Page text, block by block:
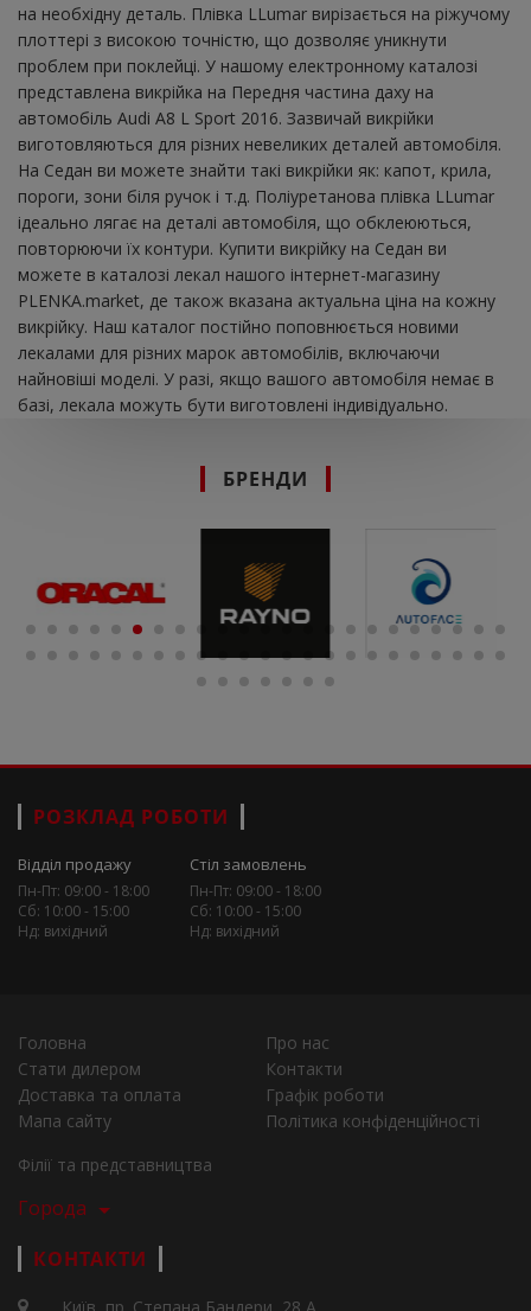
на необхідну деталь. Плівка LLumar вирізається на ріжучому
плоттері з високою точністю, що дозволяє уникнути
проблем при поклейці. У нашому електронному каталозі
представлена ​​викрійка на Передня частина даху на
автомобіль Audi A8 L Sport 2016. Зазвичай викрійки
виготовляються для різних невеликих деталей автомобіля.
На Седан ви можете знайти такі викрійки як: капот, крила,
пороги, зони біля ручок і т.д. Поліуретанова плівка LLumar
ідеально лягає на деталі автомобіля, що обклеюються,
повторюючи їх контури. Купити викрійку на Седан ви
можете в каталозі лекал нашого інтернет-магазину
PLENKA.market, де також вказана актуальна ціна на кожну
викрійку. Наш каталог постійно поповнюється новими
лекалами для різних марок автомобілів, включаючи
найновіші моделі. У разі, якщо вашого автомобіля немає в
базі, лекала можуть бути виготовлені індивідуально.
БРЕНДИ
РОЗКЛАД РОБОТИ
Відділ продажу
Пн-Пт: 09:00 - 18:00
Сб: 10:00 - 15:00
Нд: вихідний
Стіл замовлень
Пн-Пт: 09:00 - 18:00
Сб: 10:00 - 15:00
Нд: вихідний
Головна
Про нас
Стати дилером
Контакти
Доставка та оплата
Графік роботи
Мапа сайту
Політика конфіденційності
Філії та представництва
Города
КОНТАКТИ